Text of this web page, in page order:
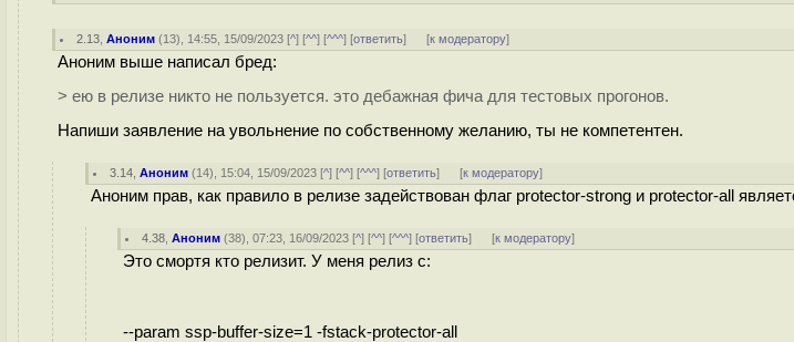
2.13 ,Аноним (13), 14:55, 15/09/2023 [^] [^^] [^^^] [ответить] [к модератору]
Аноним выше написал бред:
> ею в релизе никто не пользуется. это дебажная фича для тестовых прогонов.
Напиши заявление на увольнение по собственному желанию, ты не компетентен.
3.14 ,Аноним (14), 15:04, 15/09/2023 [^] [^^] [^^^] [ответить] [к модератору]
Аноним прав, как правило в релизе задействован флаг protector-strong и protector-all
4.38 ,Аноним (38), 07:23, 16/09/2023 [^] [^^] [^^^] [ответить] [к модератору]
Это смортя кто релизит. У меня релиз c:
--param ssp-buffer-size=1 -fstack-protector-all